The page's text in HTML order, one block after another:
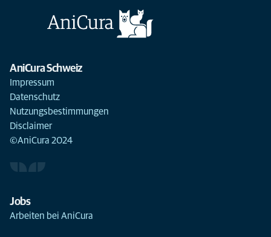
AniCura Schweiz
Impressum
Datenschutz
Nutzungsbestimmungen
Disclaimer
©AniCura 2024
Jobs
Arbeiten bei AniCura